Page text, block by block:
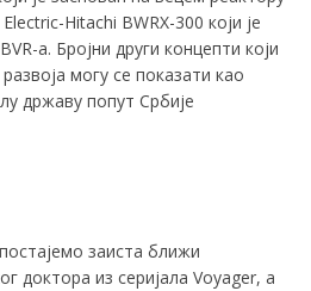
Hitachi BWRX-300 који је
а. Бројни други концепти који
могу се показати као
државу попут Србије
заиста ближи
доктора из серијала Voyager, а